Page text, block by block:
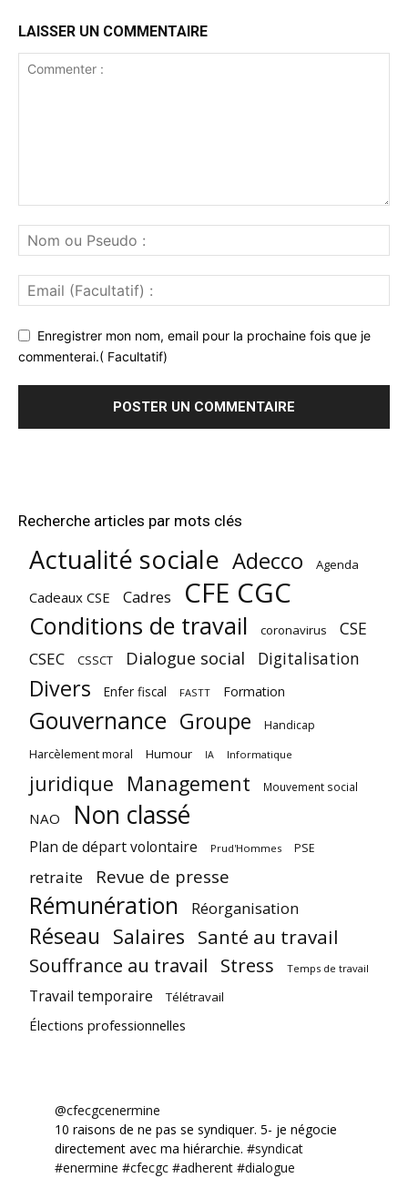
LAISSER UN COMMENTAIRE
Enregistrer mon nom, email pour la prochaine fois que je
commenterai.( Facultatif)
Recherche articles par mots clés
Actualité sociale Adecco Agenda
Cadeaux CSE Cadres CFE CGC
Conditions de travail coronavirus CSE
CSEC CSSCT Dialogue social Digitalisation
Divers Enfer fiscal FASTT Formation
Gouvernance Groupe Handicap
Harcèlement moral Humour IA Informatique
juridique Management Mouvement social
NAO Non classé
Plan de départ volontaire Prud'Hommes PSE
retraite Revue de presse
Rémunération Réorganisation
Réseau Salaires Santé au travail
Souffrance au travail Stress Temps de travail
Travail temporaire Télétravail
Élections professionnelles
@cfecgcenermine
10 raisons de ne pas se syndiquer. 5- je négocie
directement avec ma hiérarchie. #syndicat
#enermine #cfecgc #adherent #dialogue